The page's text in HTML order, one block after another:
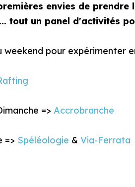
envies de
tout un panel d'activités
pour expérimenter
=> Accrobranche
=> Spéléologie & Via-Ferrata